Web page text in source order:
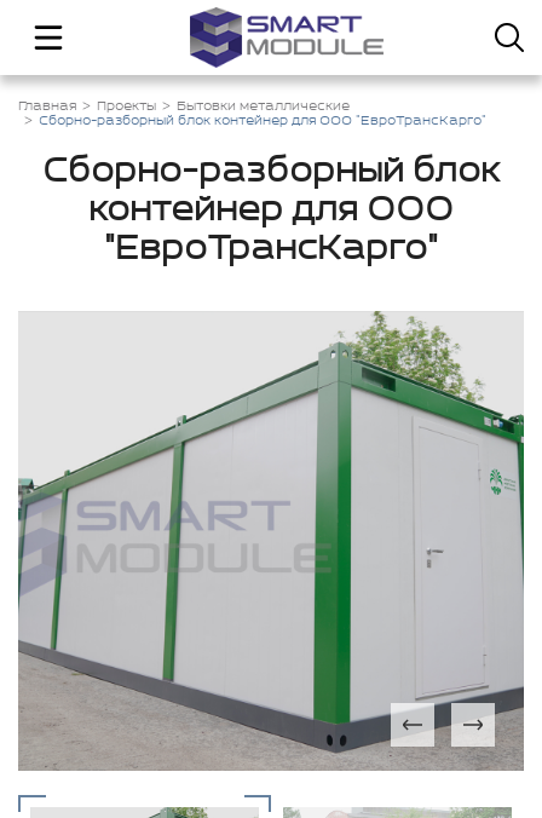
Главная Проекты
Бытовки металлические
Сборно-разборный блок контейнер для ООО "ЕвроТрансКарго"
Сборно-разборный блок
контейнер для ООО
"ЕвроТрансКарго"